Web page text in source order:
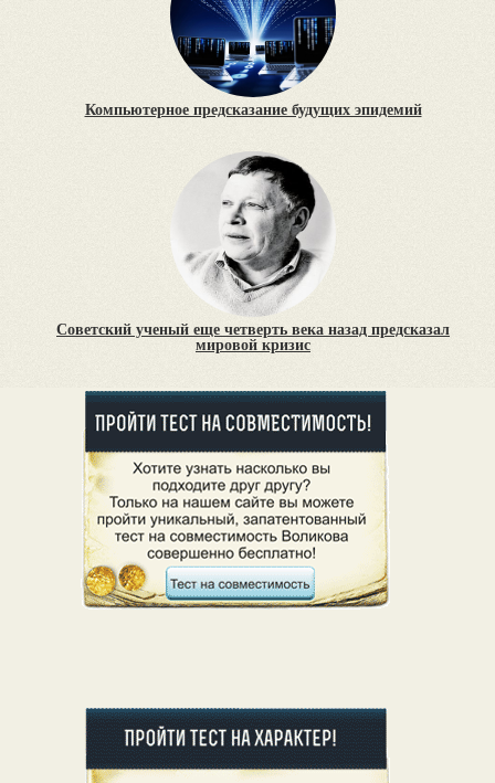
Компьютерное предсказание будущих эпидемий
Советский ученый еще четверть века назад предсказал
мировой кризис